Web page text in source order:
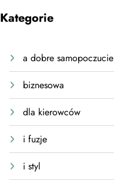
Kategorie
a dobre samopoczucie
biznesowa
dla kierowców
i fuzje
i styl